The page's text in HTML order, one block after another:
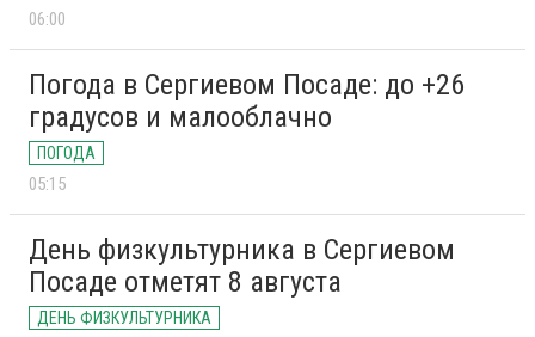
06:00
Погода в Сергиевом Посаде: до +26
градусов и малооблачно
ПОГОДА
05:15
День физкультурника в Сергиевом
Посаде отметят 8 августа
ДЕНЬ ФИЗКУЛЬТУРНИКА